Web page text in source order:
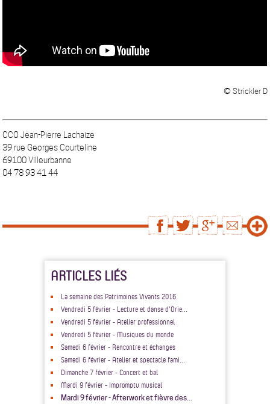
© Strickler D
CCO Jean-Pierre Lachaize
39 rue Georges Courteline
69100 Villeurbanne
04 78 93 41 44
ARTICLES LIÉS
La semaine des Patrimoines Vivants 2016
Vendredi 5 février - Lecture et danse d'Orie...
Vendredi 5 février - Atelier professionnel
Vendredi 5 février - Musiques du monde
Samedi 6 février - Rencontre et échanges
Samedi 6 février - Atelier et spectacle fami...
Dimanche 7 février - Concert et bal
Mardi 9 février - Impromptu musical
Mardi 9 février - Afterwork et fièvre des...